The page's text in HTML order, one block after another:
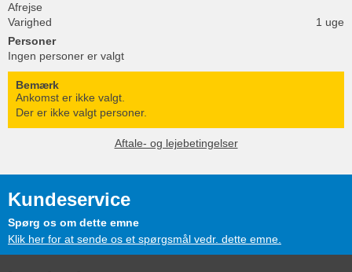
Afrejse
Varighed
1 uge
Personer
Ingen personer er valgt
Bemærk
Ankomst er ikke valgt.
Der er ikke valgt personer.
Aftale- og lejebetingelser
Kundeservice
Spørg os om dette emne
Klik her for at sende os et spørgsmål vedr. dette emne.